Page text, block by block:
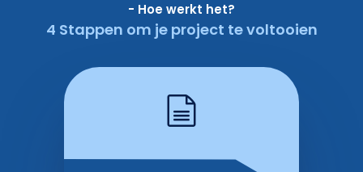
- Hoe werkt het?
4 Stappen om je project te voltooien